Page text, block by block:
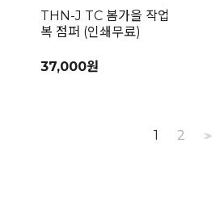
THN-J TC 봄가을 작업
복 점퍼 (인쇄무료)
37,000원
1 2 >>